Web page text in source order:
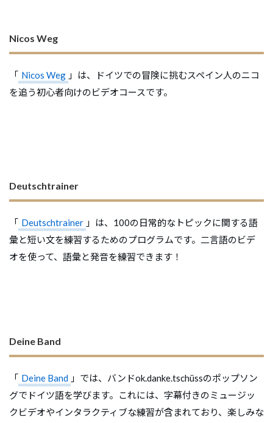
Nicos Weg
「 Nicos Weg 」は、ドイツでの冒険に挑むスペイン人のニコ
を追う初心者向けのビデオコースです。
Deutschtrainer
「 Deutschtrainer 」は、100の日常的なトピックに関する語
彙と短い文を練習するためのプログラムです。二言語のビデ
オを使って、語彙と発音を練習できます！
Deine Band
「 Deine Band 」では、バンドok.danke.tschüssのポップソン
グでドイツ語を学びます。これには、字幕付きのミュージッ
クビデオやインタラクティブな練習が含まれており、楽しみな